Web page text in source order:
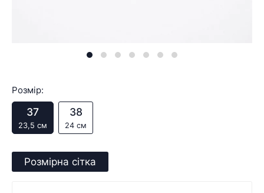
Розмір:
37
23,5 см
38
24 см
Розмірна сітка